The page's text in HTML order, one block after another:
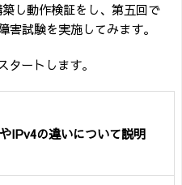
し動作検証をし、第五回で
試験を実施してみます。
ートします。
IPv4の違いについて説明